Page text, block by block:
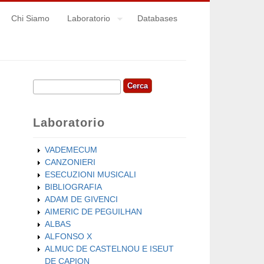
Chi Siamo Laboratorio Databases
Form di ricerca
Cerca
Laboratorio
VADEMECUM
CANZONIERI
ESECUZIONI MUSICALI
BIBLIOGRAFIA
ADAM DE GIVENCI
AIMERIC DE PEGUILHAN
ALBAS
ALFONSO X
ALMUC DE CASTELNOU E ISEUT
DE CAPION